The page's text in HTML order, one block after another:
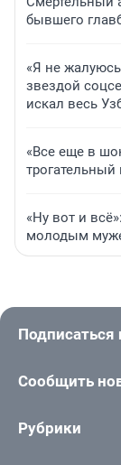
бывшего
«Я не
звездой
искал весь
«Все еще в
«Ну вот и
молодым
Подписаться
Сообщить
Рубрики